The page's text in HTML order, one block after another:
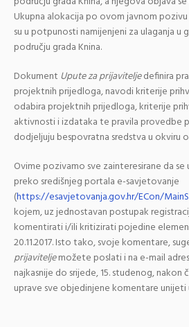
Ukupna alokacija po ovom javnom
su u potpunosti namijenjeni za ulaganja u
području grada Knina.
Dokument Upute za prijaviteljedefinira
projektnih prijedloga, navodi kriterije
odabira projektnih prijedloga, kriterije
aktivnosti i izdataka te pravila provedbe
dodjeljuju bespovratna sredstva u okviru
Ovime pozivamo sve zainteresirane da se
preko središnjeg portala e-savjetovanje
(https://esavjetovanja.gov.hr/ECon/
kojem, uz jednostavan postupak
komentirati i/ili kritizirati pojedine
20.11.2017. Isto tako, svoje komentare,
prijaviteljemožete poslati i na e-mail
najkasnije do srijede, 15. studenog,
uprave sve objedinjene komentare